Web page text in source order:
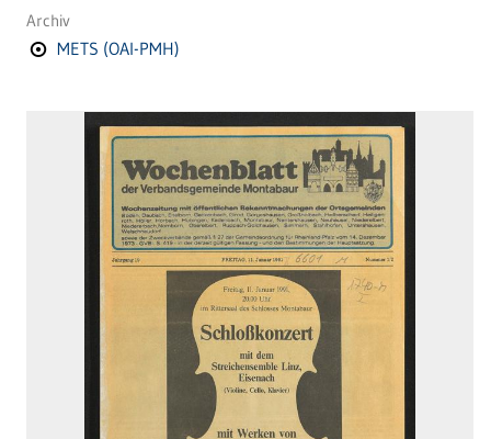
Archiv
METS (OAI-PMH)